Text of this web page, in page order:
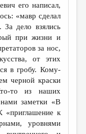
его написал,
«мавр сделал
дело взялись
при жизни и
за нос,
от этих
в гробу. Кому-
черной краски
то из наших
нами заметки «В
«приглашение к
уровнями